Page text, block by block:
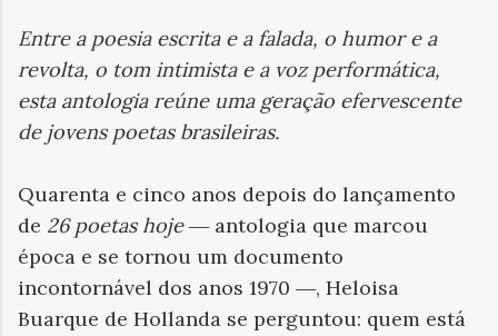
Entre a poesia escrita e a falada, o humor e a
revolta, o tom intimista e a voz performática,
esta antologia reúne uma geração efervescente
de jovens poetas brasileiras.
Quarenta e cinco anos depois do lançamento
de 26 poetas hoje― antologia que marcou
época e se tornou um documento
incontornável dos anos 1970 ―, Heloisa
Buarque de Hollanda se perguntou: quem está